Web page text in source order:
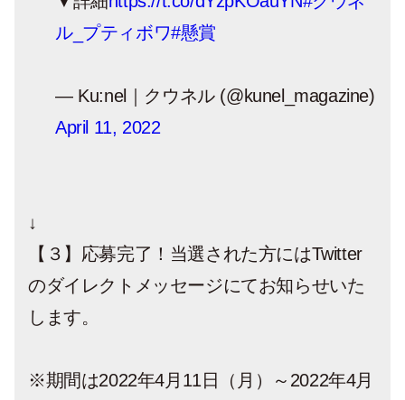
ル_プティボワ#懸賞
— Ku:nel｜クウネル (@kunel_magazine)
April 11, 2022
↓
【３】応募完了！当選された方にはTwitter
のダイレクトメッセージにてお知らせいた
します。
※期間は2022年4月11日（月）～2022年4月